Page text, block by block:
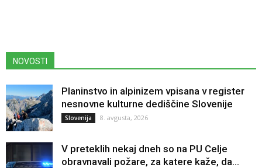
NOVOSTI
Planinstvo in alpinizem vpisana v register
nesnovne kulturne dediščine Slovenije
Slovenija 8. avgusta, 2026
V preteklih nekaj dneh so na PU Celje
obravnavali požare, za katere kaže, da...